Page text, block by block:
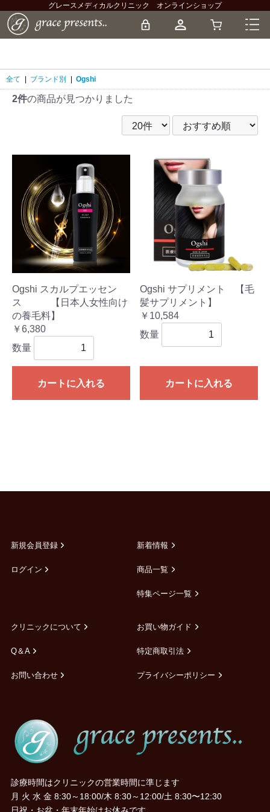
グレースメディカルクリニック オンラインショップ
全て ブランド別 Ogshi
2件の商品が見つかりました
Ogshi スカルプエッセン
ス 【日本人女性向け
の養毛料】
￥6,380
数量
カートに入れる
Ogshi サプリメント 【毛
髪サプリメント】
￥10,584
数量
カートに入れる
診療時間はクリニックの営業時間に準じます
月 火 水 金 8:30～18:00/木 8:30～12:00/土 8:30〜12:30
新規会員登録
ログイン
新着情報
商品一覧
特集ページ一覧
クリニックについて
Q＆A
お問い合わせ
お買い物ガイド
特定商取引法
プライバシーポリシー